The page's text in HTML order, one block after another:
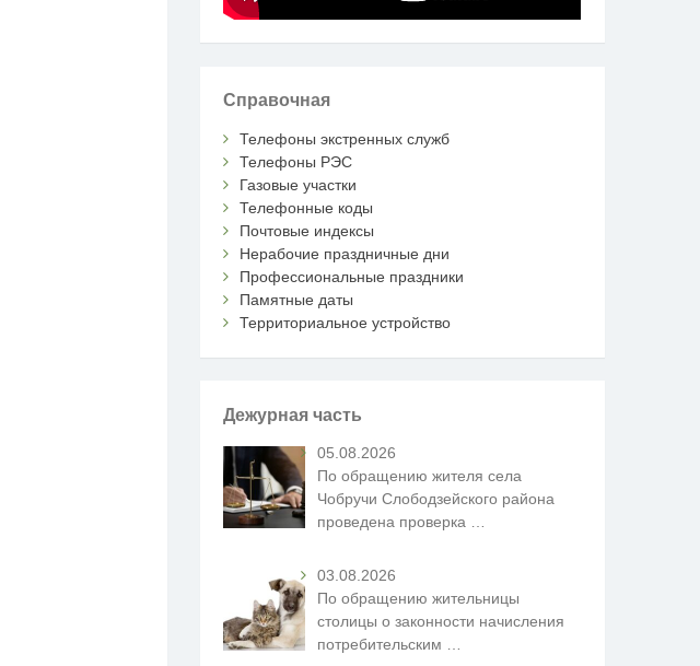
Справочная
Телефоны экстренных служб
Телефоны РЭС
Газовые участки
Телефонные коды
Почтовые индексы
Нерабочие праздничные дни
Профессиональные праздники
Памятные даты
Территориальное устройство
Дежурная часть
05.08.2026
По обращению жителя села
Чобручи Слободзейского района
проведена проверка …
03.08.2026
По обращению жительницы
столицы о законности начисления
потребительским